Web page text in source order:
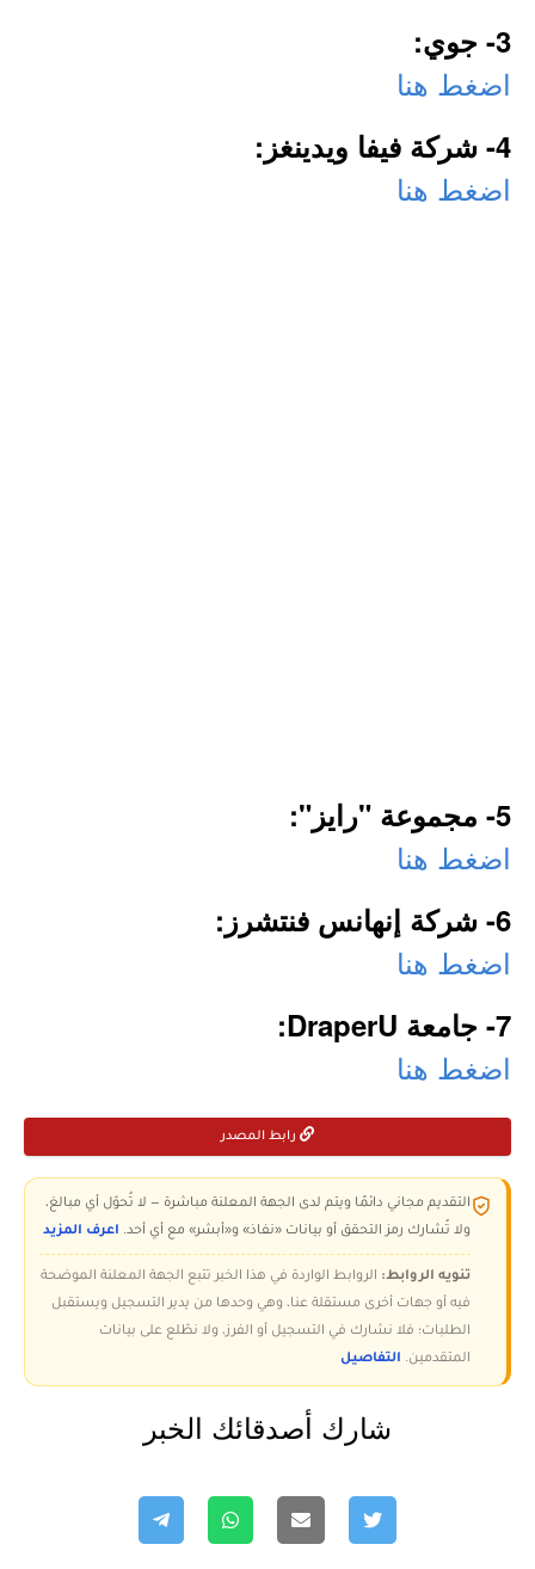
3- جوي:
اضغط هنا
4- شركة فيفا ويدينغز:
اضغط هنا
5- مجموعة "رايز":
اضغط هنا
6- شركة إنهانس فنتشرز:
اضغط هنا
7- جامعة DraperU:
اضغط هنا
رابط المصدر
التقديم مجاني دائمًا ويتم لدى الجهة المعلنة مباشرة — لا تُحوّل أي مبالغ،
ولا تُشارك رمز التحقق أو بيانات «نفاذ» و«أبشر» مع أي أحد. اعرف المزيد
تنويه الروابط: الروابط الواردة في هذا الخبر تتبع الجهة المعلنة الموضحة
فيه أو جهات أخرى مستقلة عنا، وهي وحدها من يدير التسجيل ويستقبل
الطلبات؛ فلا نشارك في التسجيل أو الفرز، ولا نطّلع على بيانات
المتقدمين. التفاصيل
شارك أصدقائك الخبر